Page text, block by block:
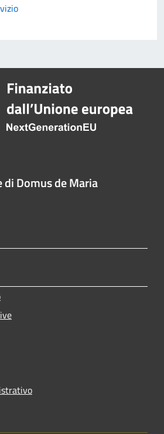
di Domus de Maria